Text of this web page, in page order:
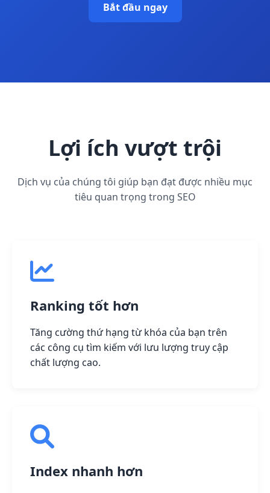
Bắt đầu ngay
Lợi ích vượt trội
Dịch vụ của chúng tôi giúp bạn đạt được nhiều mục
tiêu quan trọng trong SEO
Ranking tốt hơn
Tăng cường thứ hạng từ khóa của bạn trên
các công cụ tìm kiếm với lưu lượng truy cập
chất lượng cao.
Index nhanh hơn